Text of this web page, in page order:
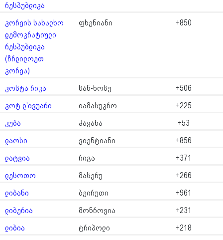
რესპუბლიკა
კორეის სახალხო
დემოკრატიული
რესპუბლიკა
(ჩრდილოეთ
კორეა)
ფხენიანი +850
კოსტა რიკა სან-ხოსე
+506
კოტ დ'ივუარი
იამასუკრო
+225
კუბა
ჰავანა
+53
ლაოსი
ვიენტიანი
+856
ლატვია
რიგა
+371
ლესოთო
მასერუ
+266
ლიბანი
ბეირუთი
+961
ლიბერია
მონროვია
+231
ლიბია
ტრიპოლი
+218